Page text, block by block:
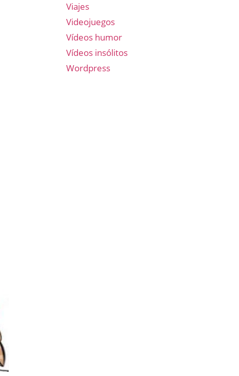
Viajes
Videojuegos
Vídeos humor
Vídeos insólitos
Wordpress